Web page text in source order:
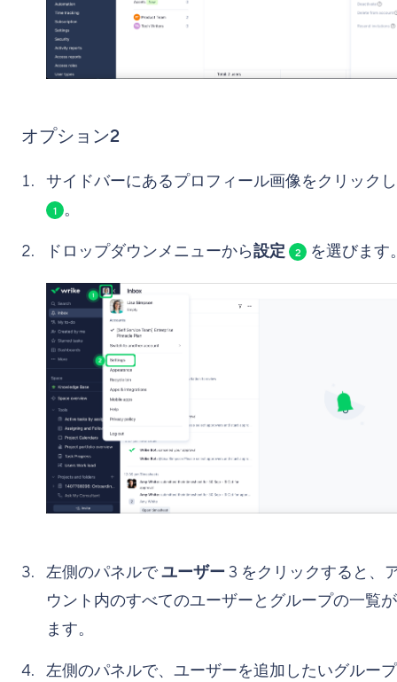
オプション2
サイドバーにあるプロフィール画像をクリック
1 。
ドロップダウンメニューから設定 2 を選びます
左側のパネルでユーザー3 をクリックすると、
ウント内のすべてのユーザーとグループの一覧
ます。
左側のパネルで、ユーザーを追加したいグルー